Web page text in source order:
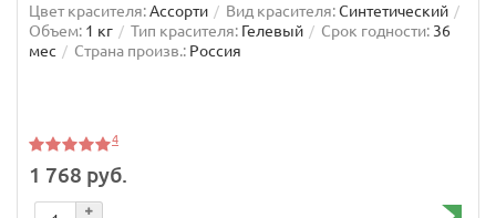
Цвет красителя:Ассорти Вид красителя:Синтетический
Объем: 1 кг Тип красителя: Гелевый Срок годности: 36
мес
Страна произв.: Россия
4
1 768 руб.